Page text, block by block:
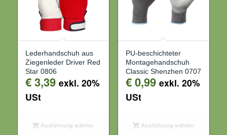
Lederhandschuh aus
Ziegenleder Driver Red
Star 0806
€3,39 exkl. 20%
USt
Ausführung wählen
PU-beschichteter
Montagehandschuh
Classic Shenzhen 0707
€0,99 exkl. 20%
USt
Ausführung wählen